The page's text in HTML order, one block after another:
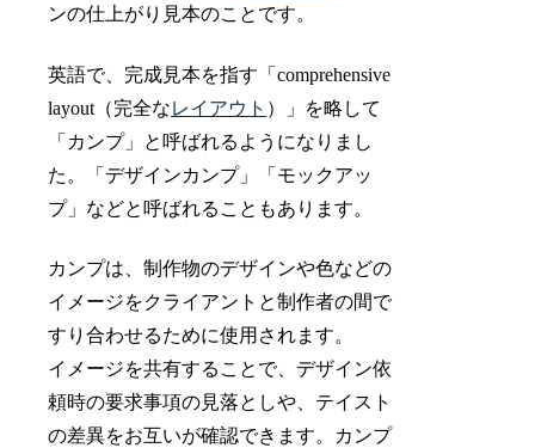
ンの仕上がり見本のことです。
英語で、完成見本を指す「comprehensive
layout（完全なレイアウト ）」を略して
「カンプ」と呼ばれるようになりまし
た。「デザインカンプ」「モックアッ
プ」などと呼ばれることもあります。
カンプは、制作物のデザインや色などの
イメージをクライアントと制作者の間で
すり合わせるために使用されます。
イメージを共有することで、デザイン依
頼時の要求事項の見落としや、テイスト
の差異をお互いが確認できます。カンプ